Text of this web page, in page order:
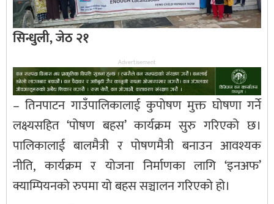
सिन्धुली, जेठ २१
Advertisement
– तिनपाटन गाउँपालिकालाई कुपोषण मुक्त घोषणा गर्ने
लक्ष्यसहित ‘पोषण बहस’ कार्यक्रम सुरु गरिएको छ।
पालिकालाई बालमैत्री र पोषणमैत्री बनाउन आवश्यक
नीति, कार्यक्रम र योजना निर्माणका लागि ‘इनअफ’
क्याम्पियनको रुपमा यो बहस सञ्चालन गरिएको हो।